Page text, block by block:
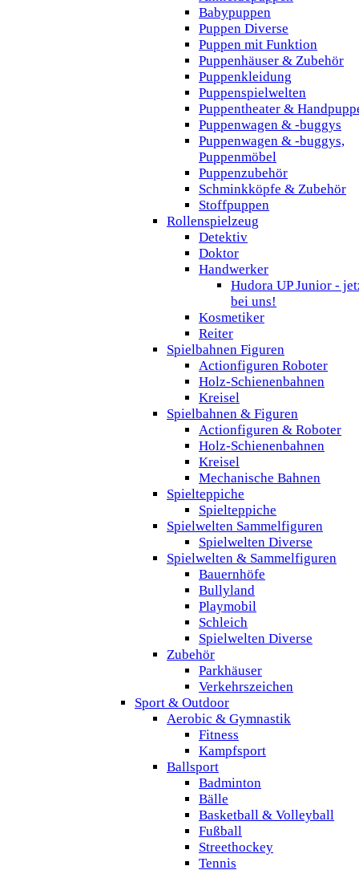
Babypuppen
Puppen Diverse
Puppen mit Funktion
Puppenhäuser & Zubehör
Puppenkleidung
Puppenspielwelten
Puppentheater &
Puppenwagen & -buggys
Puppenwagen & -buggys,
Puppenmöbel
Puppenzubehör
Schminkköpfe & Zubehör
Stoffpuppen
Rollenspielzeug
Detektiv
Doktor
Handwerker
Hudora UP Junior -
bei uns!
Kosmetiker
Reiter
Spielbahnen Figuren
Actionfiguren Roboter
Holz-Schienenbahnen
Kreisel
Spielbahnen & Figuren
Actionfiguren & Roboter
Holz-Schienenbahnen
Kreisel
Mechanische Bahnen
Spielteppiche
Spielteppiche
Spielwelten Sammelfiguren
Spielwelten Diverse
Spielwelten & Sammelfiguren
Bauernhöfe
Bullyland
Playmobil
Schleich
Spielwelten Diverse
Zubehör
Parkhäuser
Verkehrszeichen
Sport & Outdoor
Aerobic & Gymnastik
Fitness
Kampfsport
Ballsport
Badminton
Bälle
Basketball & Volleyball
Fußball
Streethockey
Tennis